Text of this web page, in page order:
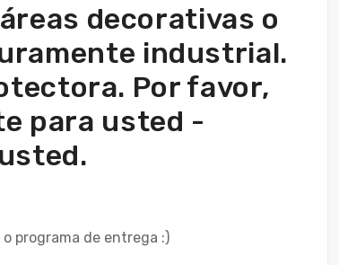
decorativas o
industrial.
Por favor,
para usted -
programa de entrega :)